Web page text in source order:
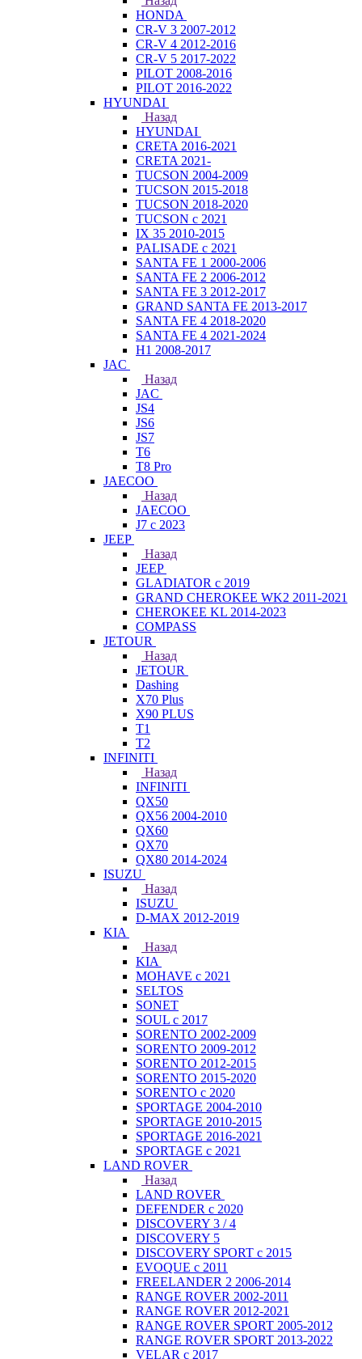
HONDA
CR-V 3 2007-2012
CR-V 4 2012-2016
CR-V 5 2017-2022
PILOT 2008-2016
PILOT 2016-2022
HYUNDAI
Назад
HYUNDAI
CRETA 2016-2021
CRETA 2021-
TUCSON 2004-2009
TUCSON 2015-2018
TUCSON 2018-2020
TUCSON с 2021
IX 35 2010-2015
PALISADE с 2021
SANTA FE 1 2000-2006
SANTA FE 2 2006-2012
SANTA FE 3 2012-2017
GRAND SANTA FE 2013-2017
SANTA FE 4 2018-2020
SANTA FE 4 2021-2024
H1 2008-2017
JAC
Назад
JAC
JS4
JS6
JS7
T6
T8 Pro
JAECOO
Назад
JAECOO
J7 с 2023
JEEP
Назад
JEEP
GLADIATOR с 2019
GRAND CHEROKEE WK2 2011-2021
CHEROKEE KL 2014-2023
COMPASS
JETOUR
Назад
JETOUR
Dashing
X70 Plus
X90 PLUS
T1
T2
INFINITI
Назад
INFINITI
QX50
QX56 2004-2010
QX60
QX70
QX80 2014-2024
ISUZU
Назад
ISUZU
D-MAX 2012-2019
KIA
Назад
KIA
MOHAVE с 2021
SELTOS
SONET
SOUL с 2017
SORENTO 2002-2009
SORENTO 2009-2012
SORENTO 2012-2015
SORENTO 2015-2020
SORENTO с 2020
SPORTAGE 2004-2010
SPORTAGE 2010-2015
SPORTAGE 2016-2021
SPORTAGE с 2021
LAND ROVER
Назад
LAND ROVER
DEFENDER с 2020
DISCOVERY 3 / 4
DISCOVERY 5
DISCOVERY SPORT с 2015
EVOQUE с 2011
FREELANDER 2 2006-2014
RANGE ROVER 2002-2011
RANGE ROVER 2012-2021
RANGE ROVER SPORT 2005-2012
RANGE ROVER SPORT 2013-2022
VELAR с 2017